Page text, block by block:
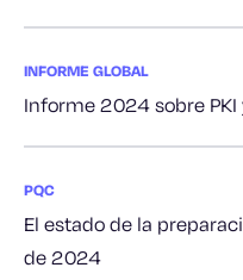
INFORME GLOBAL
Informe 2024 sobre
PQC
El estado de la
de 2024